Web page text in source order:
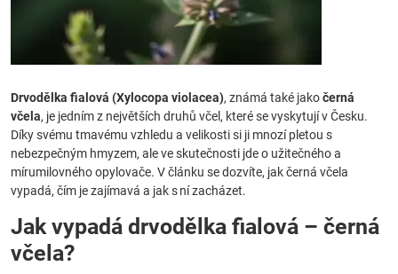
Drvodělka fialová (Xylocopa violacea), známá také jakočerná
včela, je jedním z největších druhů včel, které se vyskytují v Česku.
Díky svému tmavému vzhledu a velikosti si ji mnozí pletou s
nebezpečným hmyzem, ale ve skutečnosti jde o užitečného a
mírumilovného opylovače. V článku se dozvíte, jak černá včela
vypadá, čím je zajímavá a jak s ní zacházet.
Jak vypadá drvodělka fialová – černá
včela?